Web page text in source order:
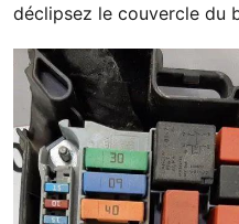
déclipsez le couvercle du